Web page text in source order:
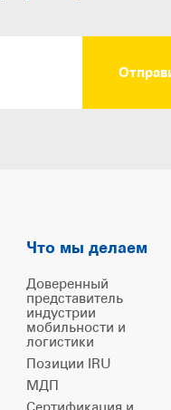
Что мы делаем
Доверенный
представитель
индустрии
мобильности и
логистики
Позиции IRU
МДП
Сертификация и